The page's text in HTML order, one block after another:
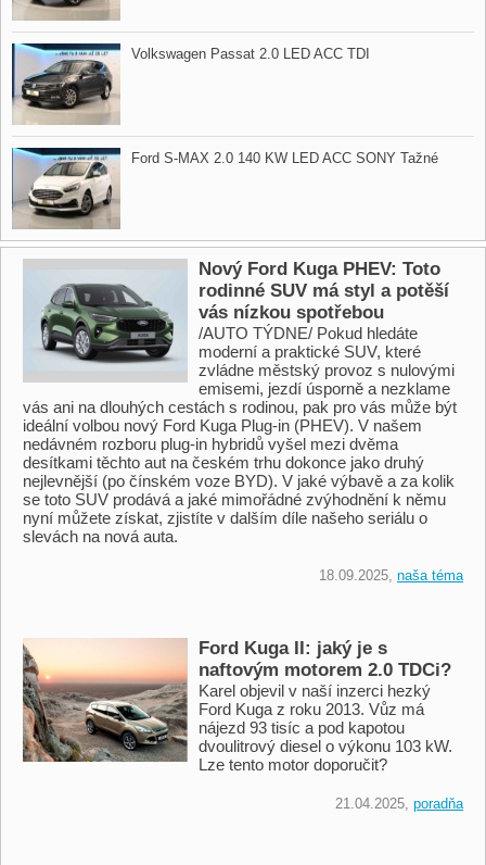
Volkswagen Passat 2.0 LED ACC TDI
Ford S​-MAX 2.0 140 KW LED ACC SONY Tažné
Nový Ford Kuga PHEV: Toto
rodinné SUV má styl a potěší
vás nízkou spotřebou
/AUTO TÝDNE/ Pokud hledáte
moderní a praktické SUV, které
zvládne městský provoz s nulovými
emisemi, jezdí úsporně a nezklame
vás ani na dlouhých cestách s rodinou, pak pro vás může být
ideální volbou nový Ford Kuga Plug-in (PHEV). V našem
nedávném rozboru plug-in hybridů vyšel mezi dvěma
desítkami těchto aut na českém trhu dokonce jako druhý
nejlevnější (po čínském voze BYD). V jaké výbavě a za kolik
se toto SUV prodává a jaké mimořádné zvýhodnění k němu
nyní můžete získat, zjistíte v dalším díle našeho seriálu o
slevách na nová auta.
18.09.2025, naša téma
Ford Kuga II: jaký je s
naftovým motorem 2.0 TDCi?
Karel objevil v naší inzerci hezký
Ford Kuga z roku 2013. Vůz má
nájezd 93 tisíc a pod kapotou
dvoulitrový diesel o výkonu 103 kW.
Lze tento motor doporučit?
21.04.2025, poradňa